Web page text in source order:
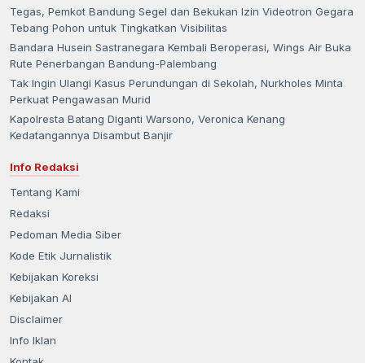
Tegas, Pemkot Bandung Segel dan Bekukan Izin Videotron Gegara
Tebang Pohon untuk Tingkatkan Visibilitas
Bandara Husein Sastranegara Kembali Beroperasi, Wings Air Buka
Rute Penerbangan Bandung-Palembang
Tak Ingin Ulangi Kasus Perundungan di Sekolah, Nurkholes Minta
Perkuat Pengawasan Murid
Kapolresta Batang Diganti Warsono, Veronica Kenang
Kedatangannya Disambut Banjir
Info Redaksi
Tentang Kami
Redaksi
Pedoman Media Siber
Kode Etik Jurnalistik
Kebijakan Koreksi
Kebijakan AI
Disclaimer
Info Iklan